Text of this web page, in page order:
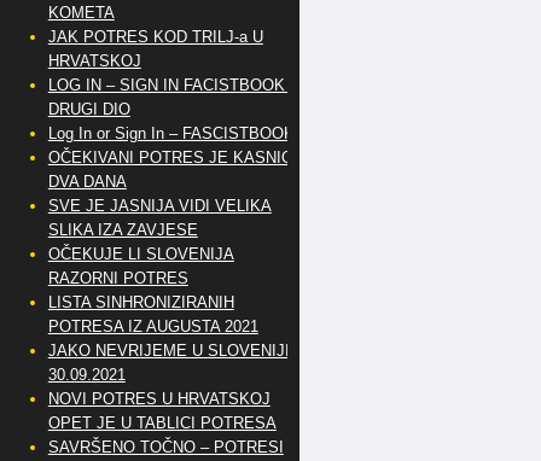
KOMETA
JAK POTRES KOD TRILJ-a U
HRVATSKOJ
LOG IN – SIGN IN FACISTBOOK –
DRUGI DIO
Log In or Sign In – FASCISTBOOK
OČEKIVANI POTRES JE KASNIO
DVA DANA
SVE JE JASNIJA VIDI VELIKA
SLIKA IZA ZAVJESE
OČEKUJE LI SLOVENIJA
RAZORNI POTRES
LISTA SINHRONIZIRANIH
POTRESA IZ AUGUSTA 2021
JAKO NEVRIJEME U SLOVENIJI
30.09.2021
NOVI POTRES U HRVATSKOJ
OPET JE U TABLICI POTRESA
SAVRŠENO TOČNO – POTRESI